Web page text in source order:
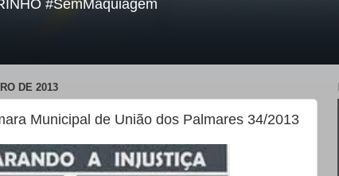
#SemMaquiagem
DE 2013
Municipal de União dos Palmares 34/2013